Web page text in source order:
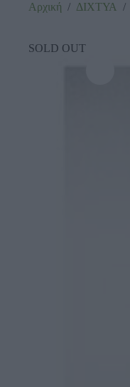
Αρχική / ΔΙΧΤΥΑ /
SOLD OUT